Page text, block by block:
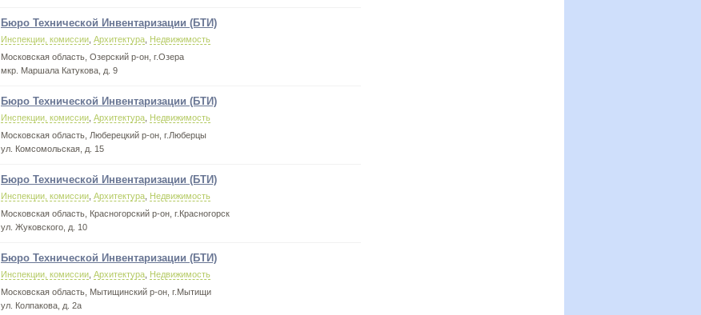
Бюро Технической Инвентаризации (БТИ)
Инспекции, комиссии Архитектура Недвижимость
Московская область, Озерский р-он, г.Озера
мкр. Маршала Катукова, д. 9
Бюро Технической Инвентаризации (БТИ)
Инспекции, комиссии Архитектура Недвижимость
Московская область, Люберецкий р-он, г.Люберцы
ул. Комсомольская, д. 15
Бюро Технической Инвентаризации (БТИ)
Инспекции, комиссии Архитектура Недвижимость
Московская область, Красногорский р-он, г.Красногорск
ул. Жуковского, д. 10
Бюро Технической Инвентаризации (БТИ)
Инспекции, комиссии Архитектура Недвижимость
Московская область, Мытищинский р-он, г.Мытищи
ул. Колпакова, д. 2а